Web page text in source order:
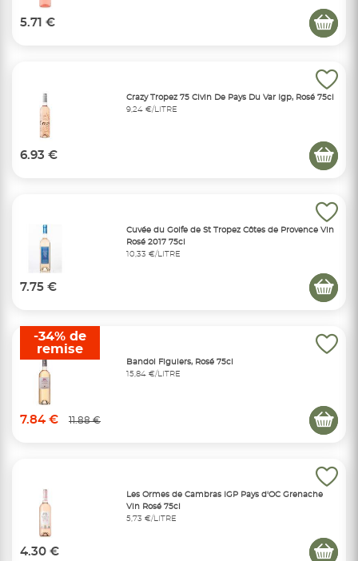
5.71 €
Crazy Tropez 75 Clvin De Pays Du Var Igp, Rosé 75cl
9,24 €/LITRE
6.93 €
Cuvée du Golfe de St Tropez Côtes de Provence Vin
Rosé 2017 75cl
10,33 €/LITRE
7.75 €
Bandol Figuiers, Rosé 75cl
15,84 €/LITRE
7.84 € 11.88 €
-34% de
remise
Les Ormes de Cambras IGP Pays d'OC Grenache
Vin Rosé 75cl
5,73 €/LITRE
4.30 €